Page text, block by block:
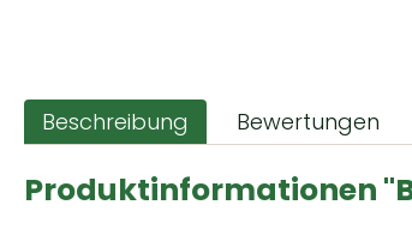
Beschreibung Bewertungen
Produktinformationen